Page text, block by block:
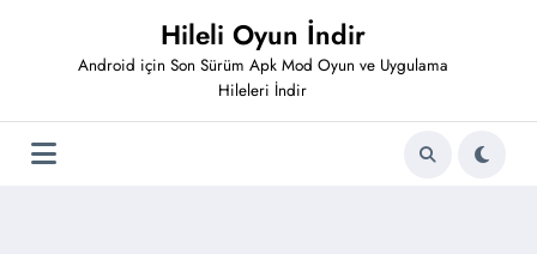
Hileli Oyun İndir
Android için Son Sürüm Apk Mod Oyun ve Uygulama
Hileleri İndir